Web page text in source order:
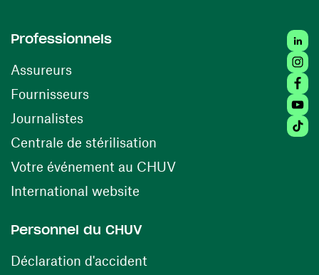
Professionnels
Assureurs
Fournisseurs(ouvre une nouvelle fenêtre)
Journalistes
Centrale de stérilisation (ouvre une nouvelle
Votre événement au CHUV(ouvre une nouvelle
International website
Personnel du CHUV
Déclaration d'accident